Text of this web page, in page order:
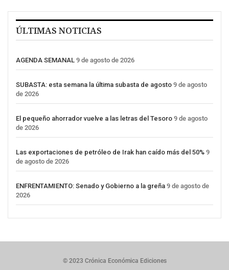
ÚLTIMAS NOTICIAS
AGENDA SEMANAL 9 de agosto de 2026
SUBASTA: esta semana la última subasta de agosto 9 de agosto
de 2026
El pequeño ahorrador vuelve a las letras del Tesoro 9 de agosto
de 2026
Las exportaciones de petróleo de Irak han caído más del 50% 9
de agosto de 2026
ENFRENTAMIENTO: Senado y Gobierno a la greña 9 de agosto de
2026
© 2023 Crónica Económica Ediciones